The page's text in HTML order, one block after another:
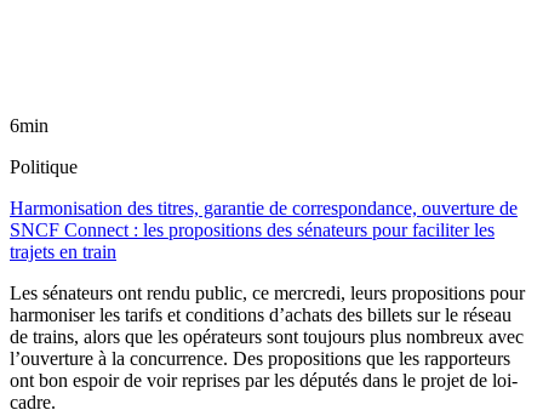
6min
Politique
Harmonisation des titres, garantie de correspondance, ouverture de
SNCF Connect : les propositions des sénateurs pour faciliter les
trajets en train
Les sénateurs ont rendu public, ce mercredi, leurs propositions pour
harmoniser les tarifs et conditions d’achats des billets sur le réseau
de trains, alors que les opérateurs sont toujours plus nombreux avec
l’ouverture à la concurrence. Des propositions que les rapporteurs
ont bon espoir de voir reprises par les députés dans le projet de loi-
cadre.